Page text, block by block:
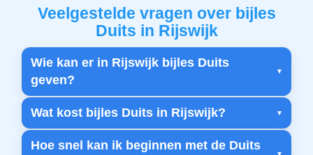
Veelgestelde vragen over bijles
Duits in Rijswijk
Wie kan er in Rijswijk bijles Duits
geven?
Wat kost bijles Duits in Rijswijk?
Hoe snel kan ik beginnen met de Duits